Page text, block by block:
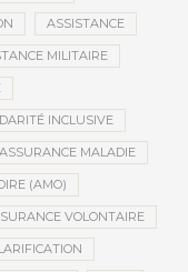
ASSISTANCE
MILITAIRE
INCLUSIVE
ASSURANCE MALADIE
(AMO)
VOLONTAIRE